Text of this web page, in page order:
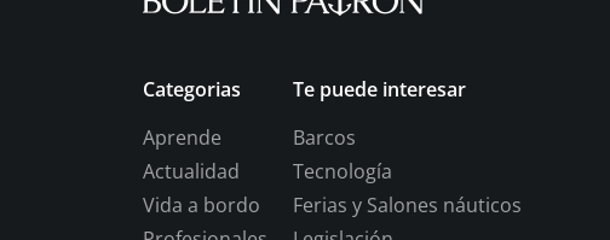
Categorias
Aprende
Actualidad
Vida a bordo
Te puede interesar
Barcos
Tecnología
Ferias y Salones náuticos